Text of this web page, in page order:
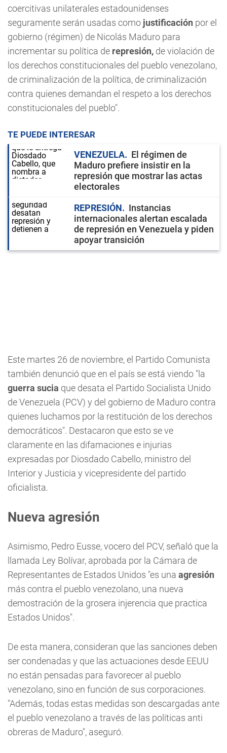
coercitivas unilaterales estadounidenses
seguramente serán usadas como justificación por el
gobierno (régimen) de Nicolás Maduro para
incrementar su política de represión, de violación de
los derechos constitucionales del pueblo venezolano,
de criminalización de la política, de criminalización
contra quienes demandan el respeto a los derechos
constitucionales del pueblo".
TE PUEDE INTERESAR
VENEZUELA
El régimen de
Maduro prefiere insistir en la
represión que mostrar las actas
electorales
REPRESIÓN
Instancias
internacionales alertan escalada
de represión en Venezuela y piden
apoyar transición
Este martes 26 de noviembre, el Partido Comunista
también denunció que en el país se está viendo "la
guerra sucia que desata el Partido Socialista Unido
de Venezuela (PCV) y del gobierno de Maduro contra
quienes luchamos por la restitución de los derechos
democráticos". Destacaron que esto se ve
claramente en las difamaciones e injurias
expresadas por Diosdado Cabello, ministro del
Interior y Justicia y vicepresidente del partido
oficialista.
Nueva agresión
Asimismo, Pedro Eusse, vocero del PCV, señaló que la
llamada Ley Bolívar, aprobada por la Cámara de
Representantes de Estados Unidos "es una agresión
más contra el pueblo venezolano, una nueva
demostración de la grosera injerencia que practica
Estados Unidos".
De esta manera, consideran que las sanciones deben
ser condenadas y que las actuaciones desde EEUU
no están pensadas para favorecer al pueblo
venezolano, sino en función de sus corporaciones.
"Además, todas estas medidas son descargadas ante
el pueblo venezolano a través de las políticas anti
obreras de Maduro", aseguró.